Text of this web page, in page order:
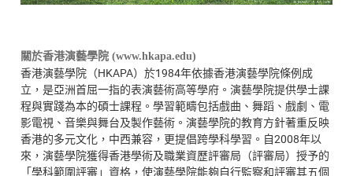
關於香港演藝學院 (www.hkapa.edu)
香港演藝學院（HKAPA）於1984年依據香港演藝學院條例成
立，是亞洲首屈一指的表演藝術高等學府。演藝學院提供學士課
程與實踐為本的碩士課程。學習範疇包括戲曲、舞蹈、戲劇、電
影電視、音樂與舞台及製作藝術。演藝學院的教育方針著重反映
香港的多元文化，中西兼容，更提倡跨學科學習。自2008年以
來，演藝學院獲得香港學術及職業資歷評審局（評審局）授予的
「學科範圍評審」資格，使演藝學院能夠自行監察和評審其五個